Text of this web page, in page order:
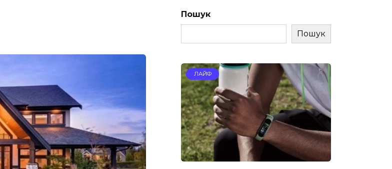
Пошук
Пошук
ЛАЙФ